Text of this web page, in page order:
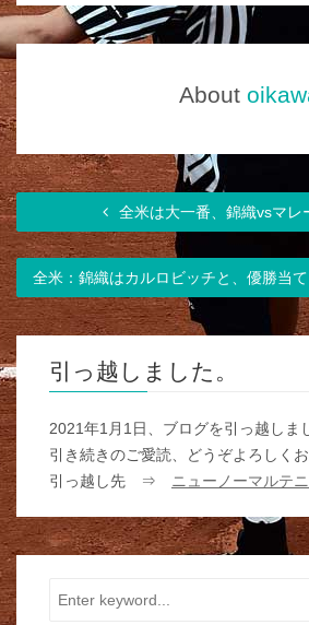
About
全米は大一番、錦織vsマレ
全米：錦織はカルロビッチと、優勝当
引っ越しました。
2021年1月1日、ブログを引っ越しま
引き続きのご愛読、どうぞよろしくお
引っ越し先 ⇒
ニューノーマルテ